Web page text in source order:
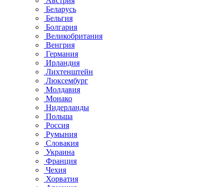
Беларусь
Бельгия
Болгария
Великобритания
Венгрия
Германия
Ирландия
Лихтенштейн
Люксембург
Молдавия
Монако
Нидерланды
Польша
Россия
Румыния
Словакия
Украина
Франция
Чехия
Хорватия